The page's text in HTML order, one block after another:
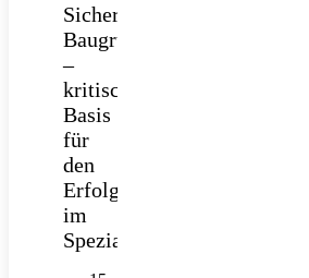
Sichere
Baugrube
–
kritische
Basis
für
den
Erfolg
im
Spezialtiefbau